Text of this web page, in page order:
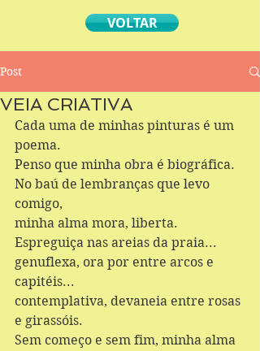
VOLTAR
Post
VEIA CRIATIVA
Cada uma de minhas pinturas é um
poema.
Penso que minha obra é biográfica.
No baú de lembranças que levo
comigo,
minha alma mora, liberta.
Espreguiça nas areias da praia...
genuflexa, ora por entre arcos e
capitéis...
contemplativa, devaneia entre rosas
e girassóis.
Sem começo e sem fim, minha alma